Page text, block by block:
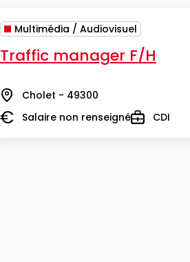
Multimédia / Audiovisuel
Traffic manager F/H
Lieu Cholet - 49300
SalaireSalaire non renseignéTypeCDI